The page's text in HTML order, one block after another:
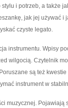
i potrzeb, a także
jak jej używać i
czyste legato.
instrumentu. Wpisy
wilgocią. Czytelnik
są też kwestie
instrument w
muzycznej.